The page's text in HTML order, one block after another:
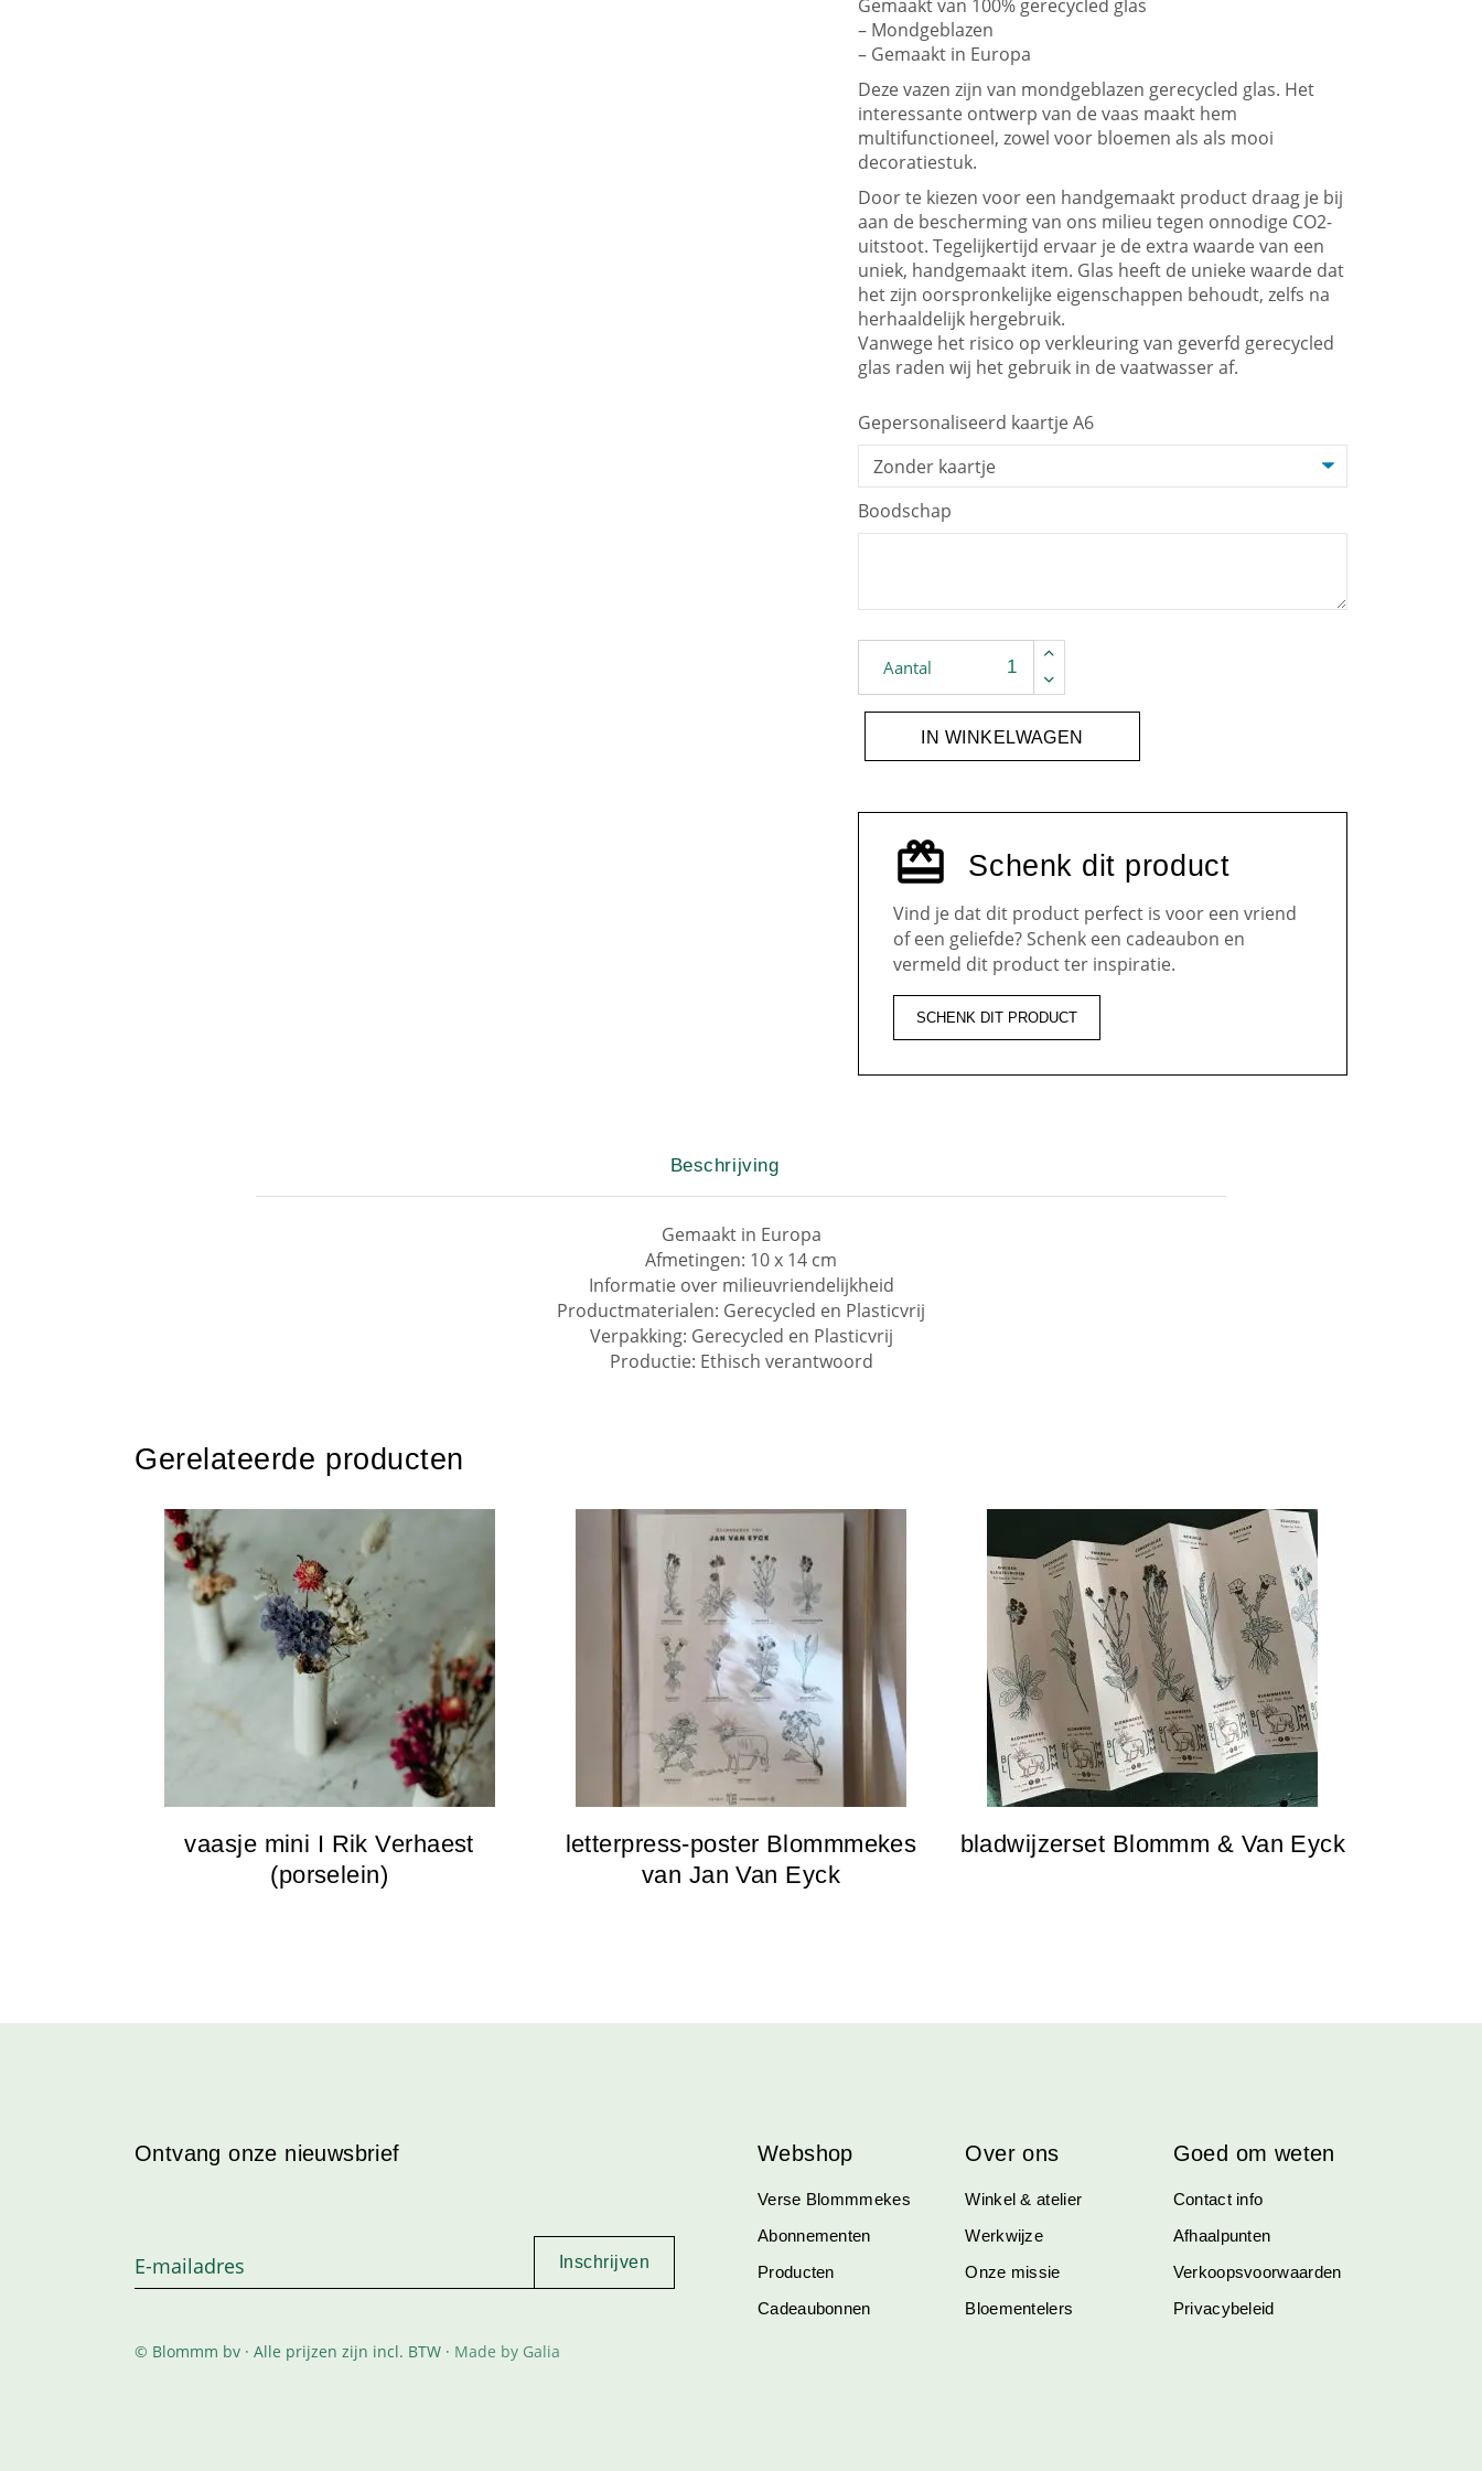
Herdenking en afscheid
Gemaakt van 100% gerecycled glas
– Mondgeblazen
– Gemaakt in Europa
Deze vazen zijn van mondgeblazen gerecycled glas. Het
interessante ontwerp van de vaas maakt hem
multifunctioneel, zowel voor bloemen als als mooi
decoratiestuk.
Door te kiezen voor een handgemaakt product draag je bij
aan de bescherming van ons milieu tegen onnodige CO2-
uitstoot. Tegelijkertijd ervaar je de extra waarde van een
uniek, handgemaakt item. Glas heeft de unieke waarde dat
het zijn oorspronkelijke eigenschappen behoudt, zelfs na
herhaaldelijk hergebruik.
Vanwege het risico op verkleuring van geverfd gerecycled
glas raden wij het gebruik in de vaatwasser af.
Gepersonaliseerd kaartje A6
Boodschap
Glazen vaas en kaarsenhouder | handgemaakt quantity
Aantal
IN WINKELWAGEN
Schenk dit product
Vind je dat dit product perfect is voor een vriend
of een geliefde? Schenk een cadeaubon en
vermeld dit product ter inspiratie.
SCHENK DIT PRODUCT
Beschrijving
Gemaakt in Europa
Afmetingen: 10 x 14 cm
Informatie over milieuvriendelijkheid
Productmaterialen: Gerecycled en Plasticvrij
Verpakking: Gerecycled en Plasticvrij
Productie: Ethisch verantwoord
Gerelateerde producten
vaasje mini I Rik Verhaest
(porselein)
letterpress-poster Blommmekes
van Jan Van Eyck
bladwijzerset Blommm & Van Eyck
Ontvang onze nieuwsbrief
© Blommm bv · Alle prijzen zijn incl. BTW · Made by Galia
Webshop
Verse Blommmekes
Abonnementen
Producten
Cadeaubonnen
Over ons
Winkel & atelier
Werkwijze
Onze missie
Bloementelers
Goed om weten
Contact info
Afhaalpunten
Verkoopsvoorwaarden
Privacybeleid